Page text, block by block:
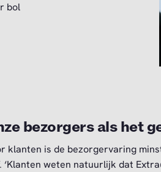
bol
bezorgers als het
klanten is de bezorgervaring
‘Klanten weten natuurlijk dat